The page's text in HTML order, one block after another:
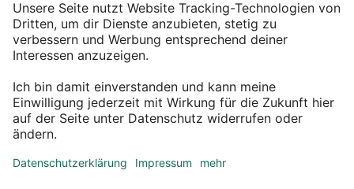
Service
Über DEPOT
Kontakt